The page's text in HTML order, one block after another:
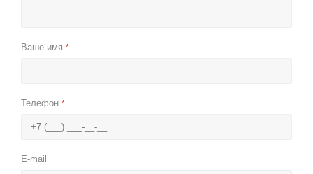
Ваше имя *
Телефон *
E-mail